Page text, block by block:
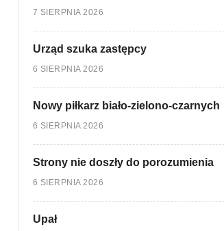
7 SIERPNIA 2026
Urząd szuka zastępcy
6 SIERPNIA 2026
Nowy piłkarz biało-zielono-czarnych
6 SIERPNIA 2026
Strony nie doszły do porozumienia
6 SIERPNIA 2026
Upał